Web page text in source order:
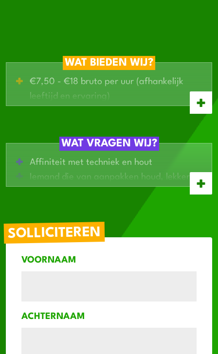
WAT BIEDEN WIJ?
€7,50 - €18 bruto per uur (afhankelijk
leeftijd en ervaring)
van beide kanten bevallen dan kan er
WAT VRAGEN WIJ?
Affiniteit met techniek en hout
Iemand die van aanpakken houd, lekker
Motivatie om te leren terwijl je werkt
Je woont in Dokkum of nabije omgeving
SOLLICITEREN
VOORNAAM
ACHTERNAAM